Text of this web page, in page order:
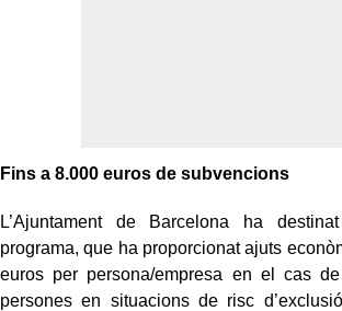
Fins a 8.000 euros de subvencions
L’Ajuntament de Barcelona ha
programa, que ha proporcionat ajuts
euros per persona/empresa en el cas
persones en situacions de risc